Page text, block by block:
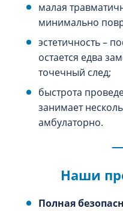
малая
минимально
эстетичность –
остается едва
точечный след;
быстрота
занимает
амбулаторно.
Наши
Полная